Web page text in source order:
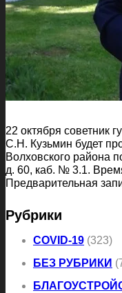
22 октября советник
С.Н. Кузьмин будет
Волховского района
д. 60, каб. № 3.1.
Предварительная
Рубрики
COVID-19 (323)
БЕЗ РУБРИКИ